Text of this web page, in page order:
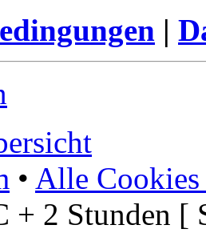
|
• Alle Cookies
+ 2 Stunden [